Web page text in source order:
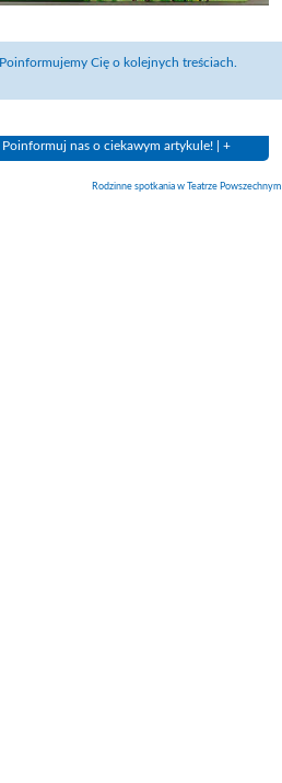
Poinformujemy Cię o kolejnych treściach.
Poinformuj nas o ciekawym artykule! | +
Rodzinne spotkania w Teatrze Powszechnym